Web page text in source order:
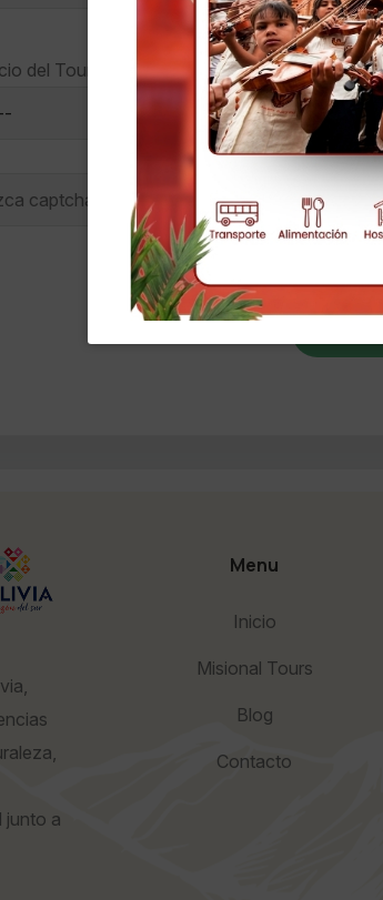
del Tour
junto a
Menu
Inicio
Misional Tours
Blog
Contacto